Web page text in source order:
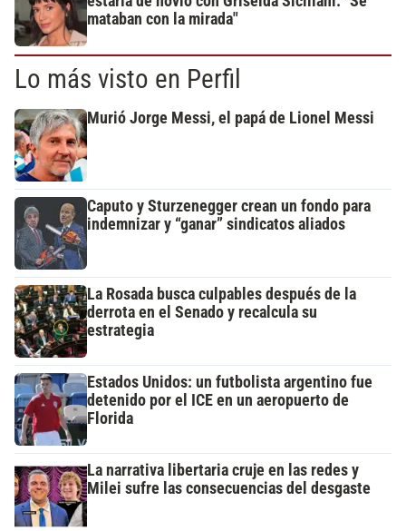
mataban con la mirada"
Lo más visto en Perfil
Murió Jorge Messi, el papá de Lionel Messi
Caputo y Sturzenegger crean un fondo para
indemnizar y “ganar” sindicatos aliados
La Rosada busca culpables después de la
derrota en el Senado y recalcula su
estrategia
Estados Unidos: un futbolista argentino fue
detenido por el ICE en un aeropuerto de
Florida
La narrativa libertaria cruje en las redes y
Milei sufre las consecuencias del desgaste